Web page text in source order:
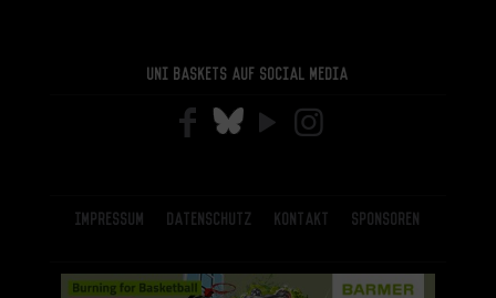
Uni Baskets auf Social Media
Impressum Datenschutz Kontakt Sponsoren